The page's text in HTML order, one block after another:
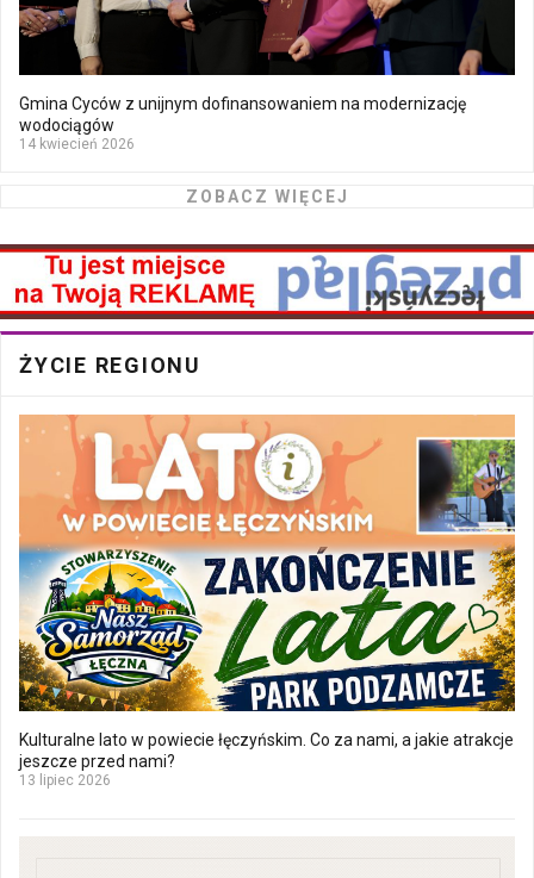
Gmina Cyców z unijnym dofinansowaniem na modernizację
wodociągów
14 kwiecień 2026
ZOBACZ WIĘCEJ
ŻYCIE REGIONU
Kulturalne lato w powiecie łęczyńskim. Co za nami, a jakie atrakcje
jeszcze przed nami?
13 lipiec 2026